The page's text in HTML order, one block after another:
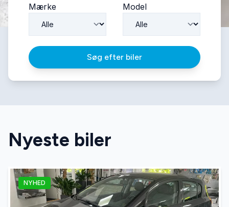
Mærke Model
Søg efter biler
Nyeste biler
NYHED